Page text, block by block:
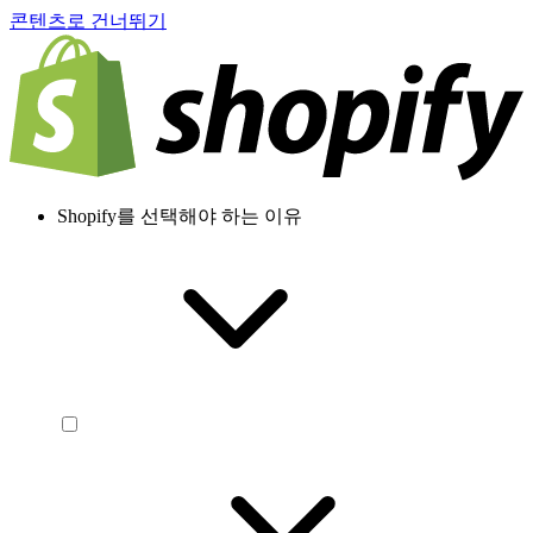
콘텐츠로 건너뛰기
Shopify를 선택해야 하는 이유